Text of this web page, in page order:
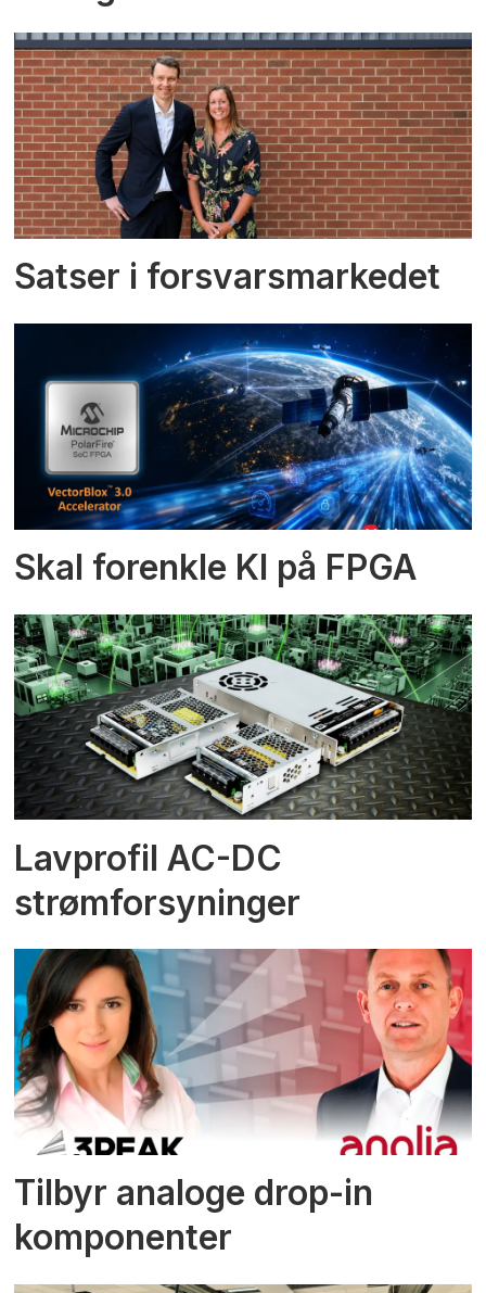
Satser i forsvarsmarkedet
Skal forenkle KI på FPGA
Lavprofil AC-DC
strømforsyninger
Tilbyr analoge drop-in
komponenter